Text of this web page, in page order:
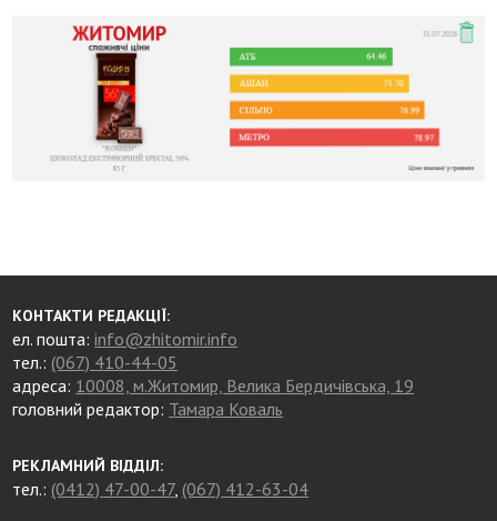
КОНТАКТИ РЕДАКЦІЇ:
ел. пошта:info@zhitomir.info
тел.: (067) 410-44-05
адреса: 10008, м.Житомир, Велика Бердичівська, 19
головний редактор: Тамара Коваль
РЕКЛАМНИЙ ВІДДІЛ:
тел.: (0412) 47-00-47, (067) 412-63-04